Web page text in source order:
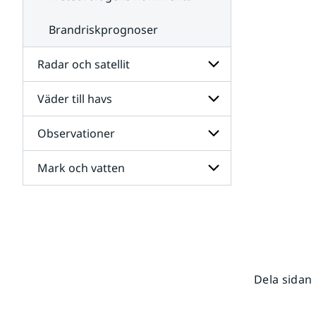
Brandriskprognoser
Radar och satellit
Undersidor
för
Radar
och
satellit
Väder till havs
Undersidor
för
Väder
till
havs
Observationer
Undersidor
för
Mark och vatten
Dela sidan